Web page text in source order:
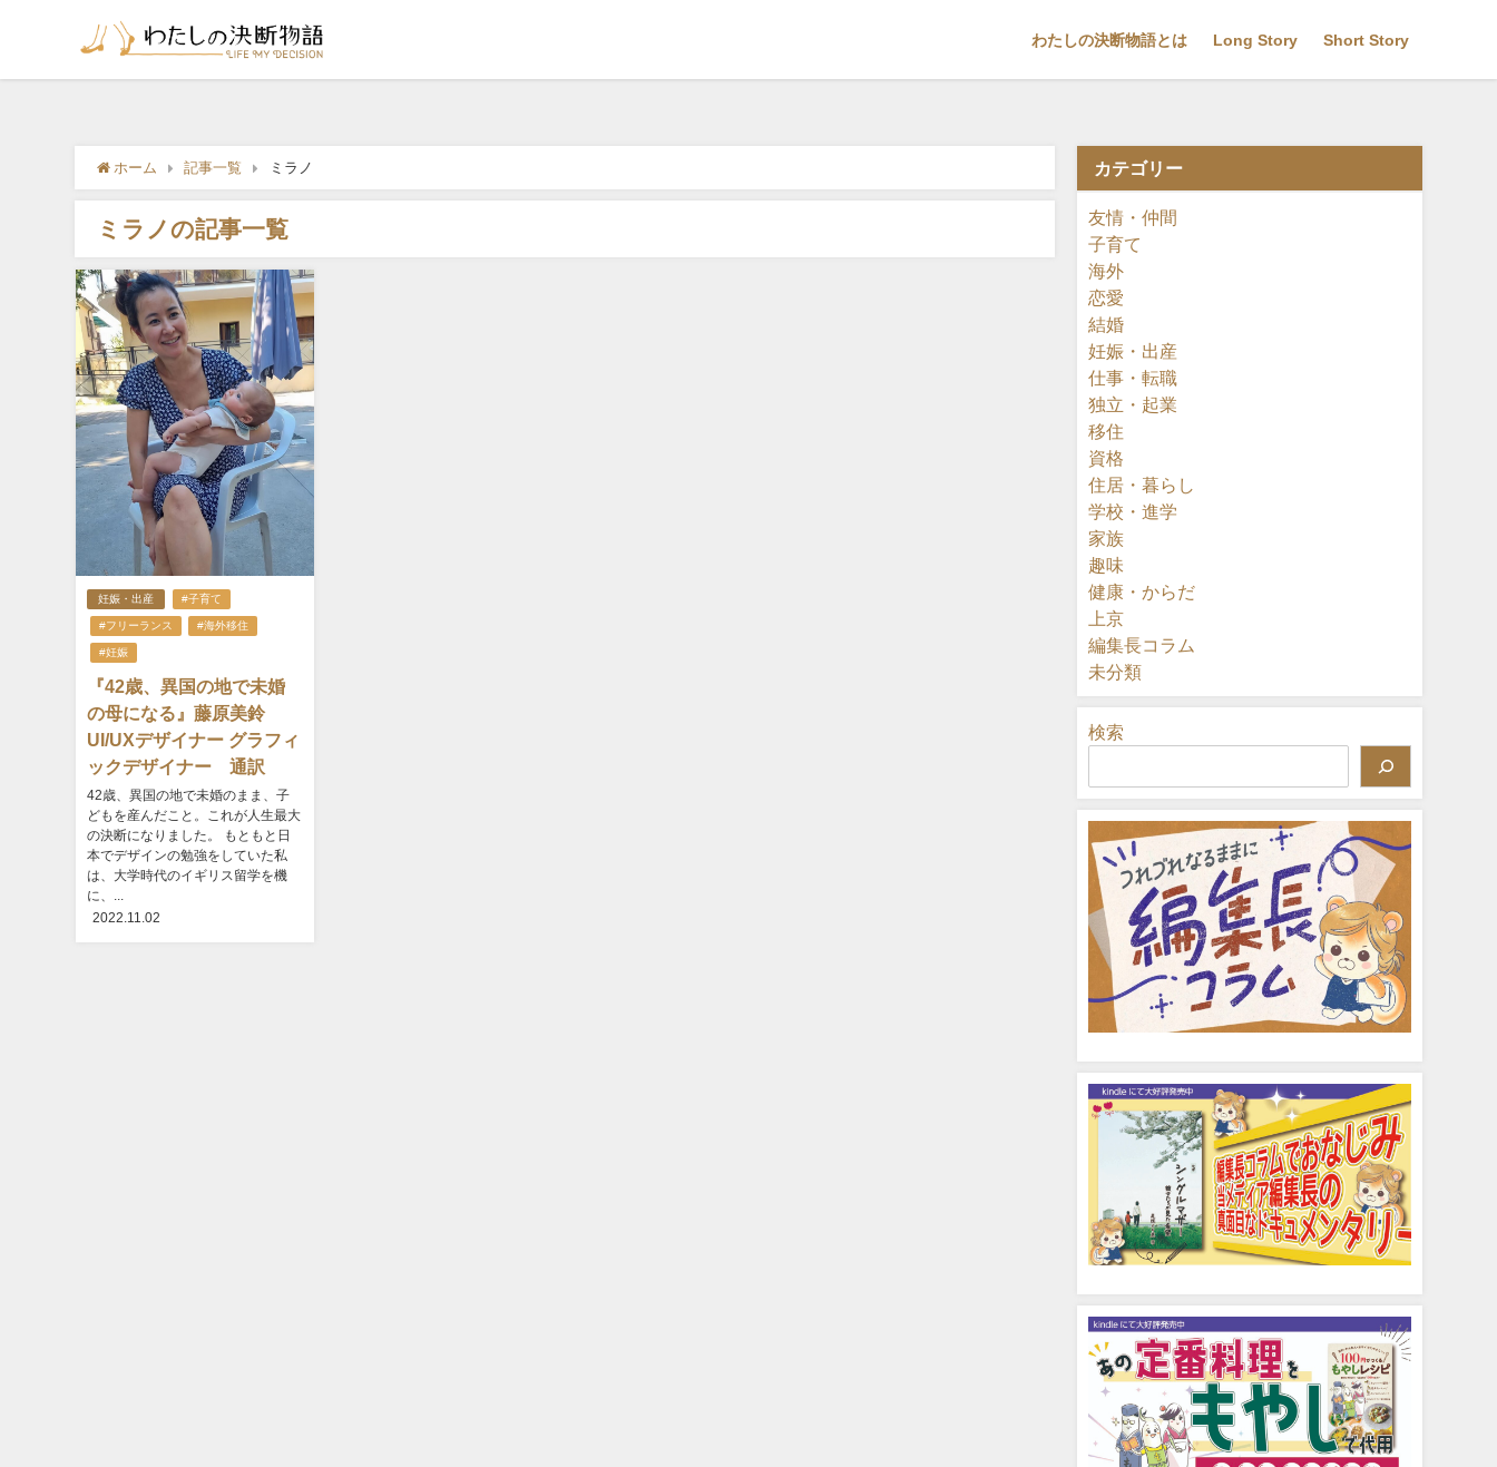
わたしの決断物語とは Long Story Short Story
ホーム 記事一覧 ミラノ
ミラノの記事一覧
妊娠・出産 #子育て
#フリーランス #海外移住
#妊娠
『42歳、異国の地で未婚
の母になる』藤原美鈴
UI/UXデザイナー グラフィ
ックデザイナー 通訳
42歳、異国の地で未婚のまま、子
どもを産んだこと。これが人生最大
の決断になりました。 もともと日
本でデザインの勉強をしていた私
は、大学時代のイギリス留学を機
に、...
2022.11.02
カテゴリー
友情・仲間
子育て
海外
恋愛
結婚
妊娠・出産
仕事・転職
独立・起業
移住
資格
住居・暮らし
学校・進学
家族
趣味
健康・からだ
上京
編集長コラム
未分類
検索